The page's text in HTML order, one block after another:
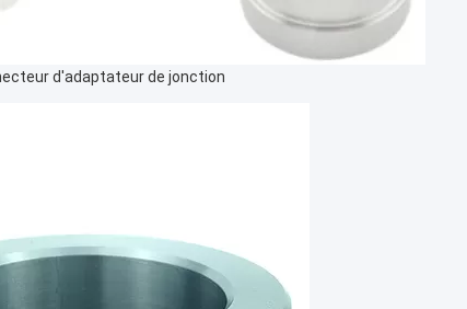
d'adaptateur de jonction